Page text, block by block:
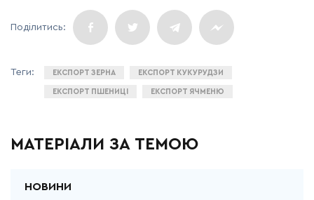
ЕКСПОРТ ЗЕРНА ЕКСПОРТ КУКУРУДЗИ
ЕКСПОРТ ПШЕНИЦІ ЕКСПОРТ ЯЧМЕНЮ
МАТЕРІАЛИ ЗА ТЕМОЮ